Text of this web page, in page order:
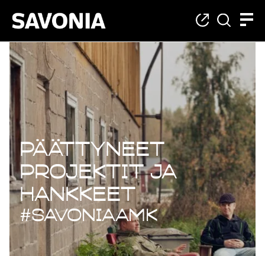
Päättyneet
Päättyneet
projektit ja
hankkeet
#savoniaAMK